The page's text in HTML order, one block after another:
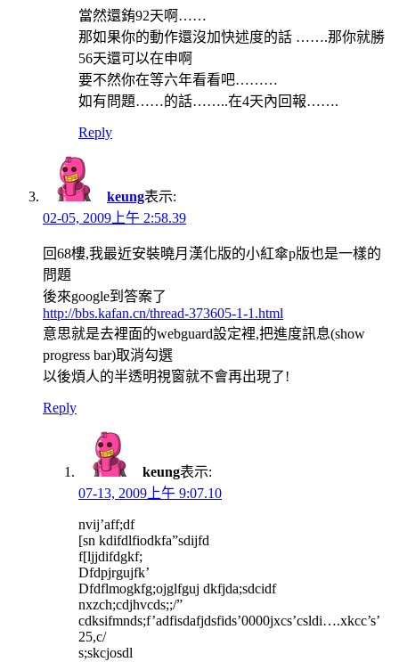
當然還銪92天啊……
那如果你的動作還沒加快述度的話 …….那你就勝
56天還可以在申啊
要不然你在等六年看看吧………
如有問題……的話……..在4天內回報…….
Reply
keung表示:
02-05, 2009上午 2:58.39
回68樓,我最近安裝曉月漢化版的小紅傘p版也是一樣的
問題
後來google到答案了
http://bbs.kafan.cn/thread-373605-1-1.html
意思就是去裡面的webguard設定裡,把進度訊息(show
progress bar)取消勾選
以後煩人的半透明視窗就不會再出現了!
Reply
keung表示:
07-13, 2009上午 9:07.10
nvij’aff;df
[sn kdifdlfiodkfa”sdijfd
f[ljjdifdgkf;
Dfdpjrgujfk’
Dfdflmogkfg;ojglfguj dkfjda;sdcidf
nxzch;cdjhvcds;;/”
cdksifmnds;f’adfisdafjdsfids’0000jxcs’csldi….xkcc’s’
25,c/
s;skcjosdl